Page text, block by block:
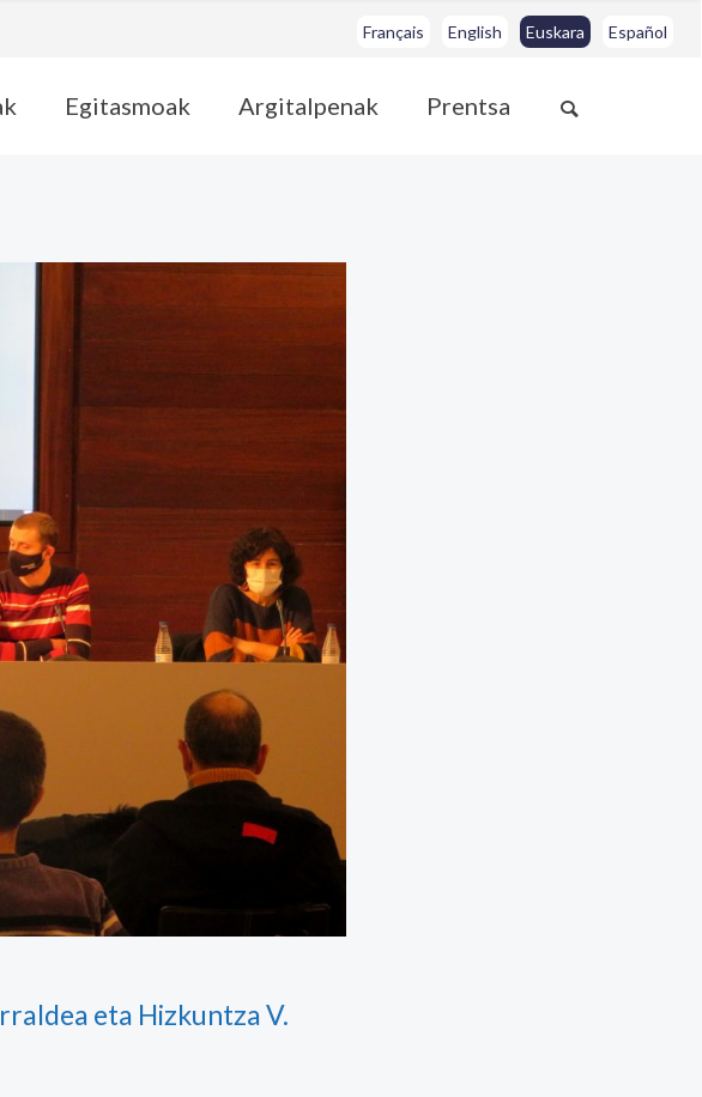
Français English Euskara Español
Egitasmoak Argitalpenak Prentsa
eta Hizkuntza V.